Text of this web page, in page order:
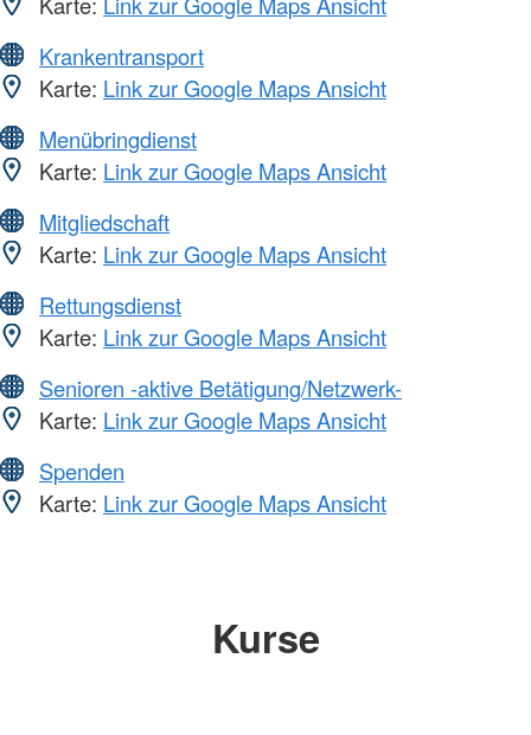
Krankentransport
Karte: Link zur Google Maps Ansicht
Menübringdienst
Karte: Link zur Google Maps Ansicht
Mitgliedschaft
Karte: Link zur Google Maps Ansicht
Rettungsdienst
Karte: Link zur Google Maps Ansicht
Senioren -aktive Betätigung/Netzwerk-
Karte: Link zur Google Maps Ansicht
Spenden
Karte: Link zur Google Maps Ansicht
Kurse